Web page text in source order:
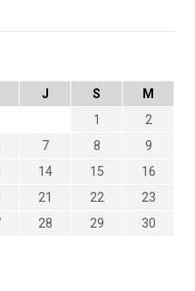
J S
M
1
2
7 8
9
14 15
16
21 22
23
28 29
30